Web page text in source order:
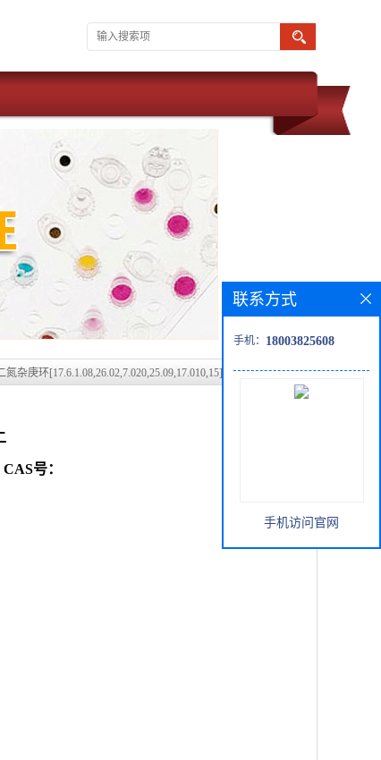
氮杂庚环[17.6.1.08,26.02,7.020,25.09,17.010,15]六十二
号：
联系方式
手机： 18003825608
手机访问官网